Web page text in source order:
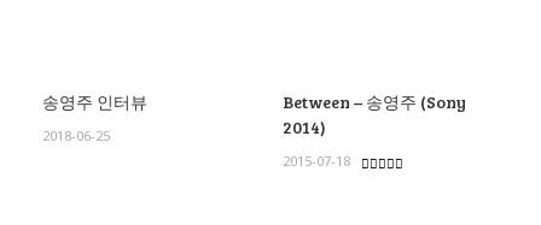
송영주 인터뷰
2018-06-25
Between – 송영주 (Sony
2014)
2015-07-18